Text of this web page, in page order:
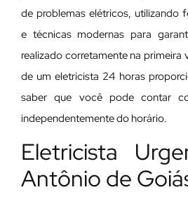
de problemas elétricos, utilizando
e técnicas modernas para
realizado corretamente na primeira
de um eletricista 24 horas
saber que você pode contar
independentemente do horário.
Eletricista
Antônio de